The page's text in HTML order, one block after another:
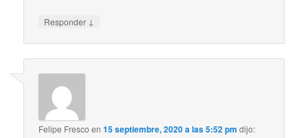
Responder ↓
Felipe Fresco en15 septiembre, 2020 a las 5:52 pm dijo: